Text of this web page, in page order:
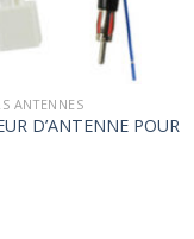
ANTENNES
D’ANTENNE POUR